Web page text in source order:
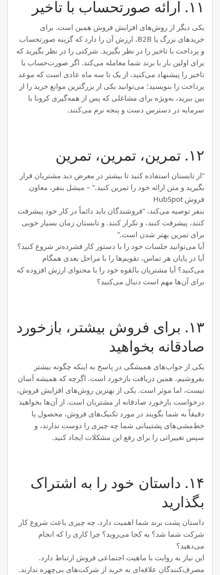
۱۱. ارائه صورتحساب با تاخیر
یکی دیگر از روش‌های افزایش فروش همین است. برای
خریدهای بزرگ یا B2B، ارزش آن را دارد که گزینه صورتحساب
و پرداخت با تاخیر را در نظر بگیرید. شرکتی را در نظر بگیرید که
برای اولین بار با برند شما معامله می‌کند. اگر صورت‌حساب با
تاخیر را پیشنهاد می‌کنید، از یک تا سه ماه عادی است که موعد
پرداخت را بنویسید؛ می‌توانید یکی از بزرگترین موانع خرید را از
بین ببرید، به‌ویژه برای مشاغلی که پس از همه‌گیری کرونا با
سرمایه در دسترس دست و پنجه نرم می‌کنند.
۱۲. تمرین، تمرین، تمرین
“از تابستان استفاده کنید تا بیشتر در معرض دید مشتریان قرار
بگیرید و متن ارائه خود را تمرین کنید.” – میشل بنفر، معاون
فروش HubSpot
بنفر توصیه می‌کند، “فروشندگان باید دائماً در کار خود پیشرفت
کنند، پیشرفت کنند، و تکرار کنند. و تابستان زمان بسیار خوبی
برای تمرین بهتر شدن است.”
آیا می‌توانید جلسات خود را با دستور کار فشرده‌تر شروع کنید؟
آیا در پایان هر تماس، تقویم‌ها را با مراحل بعدی همگام
می‌کنید؟ آیا مشتریان بالقوه خود را با محتوای ارزش افزوده که
برای آن‌ها مهم است دنبال می‌کنید؟
۱۳. برای فروش بیشتر، بازخورد
صادقانه بخواهید
یکی از جواب‌های همیشگی در پاسخ به اینکه چگونه بیشتر
بفروشیم، همین دریافت بازخورد است. اگرچه که همیشه آسان
نیست، اما موثر است. یکی از بهترین روش‌های افزایش فروش،
درخواست بازخورد صادقانه از مشتریان است. از آن‌ها بخواهید
دقیقاً به شما بگویند در مورد تکنیک‌های فروش، محصول یا
خط‌مشی‌های پشتیبانی شما چه چیزی را دوست ندارند، و
سپس تغییراتی را برای رفع این مشکلات ایجاد کنید.
۱۴. داستان خود را به اشتراک
بگذارید
داستان پشت برند شما اهمیت دارد. چه چیزی باعث شروع کار
شرکت شما شد؟ به کجا می‌روید؟ چرا کاری را که انجام
می‌دهید؟
این نیاز به روایت با ماهیت اجتماعی فروش ارتباط دارد.
مصرف‌کنندگان علاقه‌ای به خرید از شرکت‌های بی‌چهره ندارند.